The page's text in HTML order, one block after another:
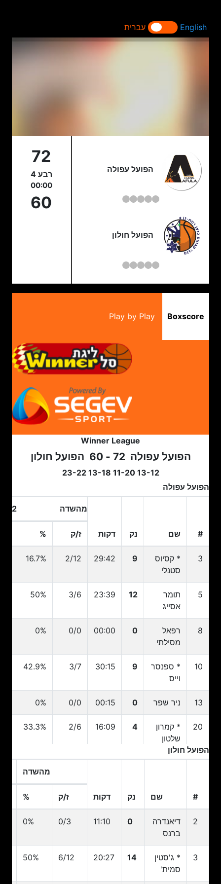
English עברית
הפועל עפולה
הפועל חולון
72
רבע 4
00:00
60
Boxscore
Play by Play
Winner League
הפועל עפולה 72 - 60 הפועל חולון
13-12 11-20 13-18 23-22
הפועל עפולה
# שם נק דקות
מהשדה 2 נק
ז/ק %
3
* קסיוס
סטנלי
9
29:42
2/12
16.7%
5
תומר
אסייג
12
23:39
3/6
50%
8
רפאל
מסילתי
0
00:00
0/0
0%
10
* ספנסר
וייס
9
30:15
3/7
42.9%
13 ניר שפר 0
00:15
0/0
0%
20
* קמרון
שלטון
4
16:09
2/6
33.3%
21
* ג'סטין
0
08:48
0/2
0%
22
מרסלוס
ארלינגטון
18
36:55
8/16
23
מוריאל
לוטאטי
7
21:19
3/5
60%
הפועל חולון
# שם נק דקות
מהשדה
ז/ק %
2
דיאנדרה
ברנס
0
11:10
0/3
0%
3
* ג'סטין
סמית'
14
20:27
6/12
50%